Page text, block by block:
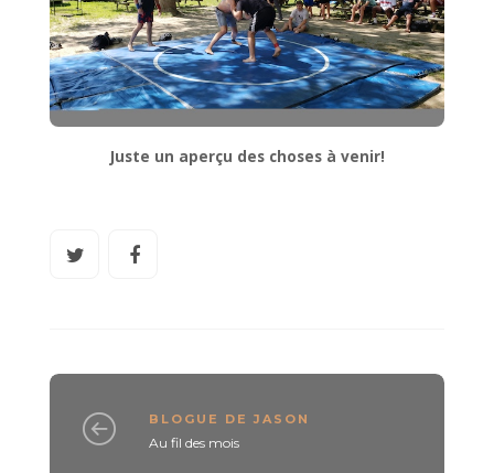
Juste un aperçu des choses à venir!
BLOGUE DE JASON
Au fil des mois